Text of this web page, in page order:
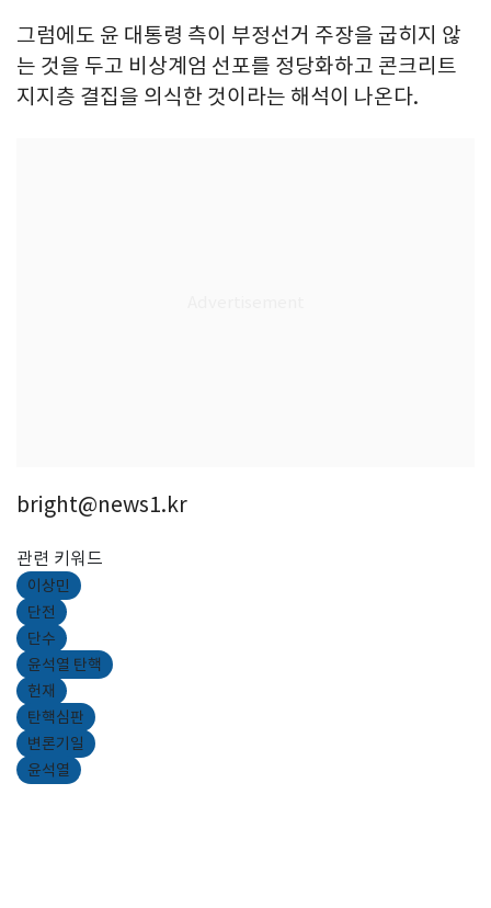
그럼에도 윤 대통령 측이 부정선거 주장을 굽히지 않
는 것을 두고 비상계엄 선포를 정당화하고 콘크리트
지지층 결집을 의식한 것이라는 해석이 나온다.
bright@news1.kr
관련 키워드
이상민
단전
단수
윤석열 탄핵
헌재
탄핵심판
변론기일
윤석열